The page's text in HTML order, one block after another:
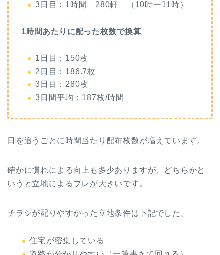
3日目：1時間 280軒 （10時ー11時）
1時間あたりに配った枚数で換算
1日目：150枚
2日目：186.7枚
3日目：280枚
3日間平均：187枚/時間
日を追うごとに時間当たり配布枚数が増えています。
確かに慣れによる向上も多少ありますが、どちらかと
いうと立地によるブレが大きいです。
チラシが配りやすかった立地条件は下記でした。
住宅が密集している